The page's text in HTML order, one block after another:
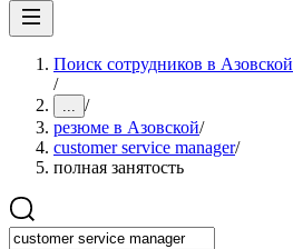
Поиск сотрудников в Азовской
/
... /
резюме в Азовской/
customer service manager/
полная занятость